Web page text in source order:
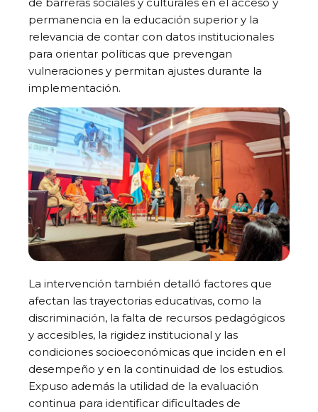
permanencia en la educación superior y la
relevancia de contar con datos institucionales
para orientar políticas que prevengan
vulneraciones y permitan ajustes durante la
implementación.
La intervención también detalló factores que
afectan las trayectorias educativas, como la
discriminación, la falta de recursos pedagógicos
y accesibles, la rigidez institucional y las
condiciones socioeconómicas que inciden en el
desempeño y en la continuidad de los estudios.
Expuso además la utilidad de la evaluación
continua para identificar dificultades de